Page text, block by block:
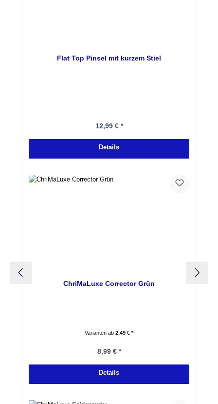
Flat Top Pinsel mit kurzem Stiel
Regulärer Preis:
12,99 € *
Details
ChriMaLuxe Corrector Grün
Varianten ab 2,49 € *
Regulärer Preis:
8,99 € *
Details